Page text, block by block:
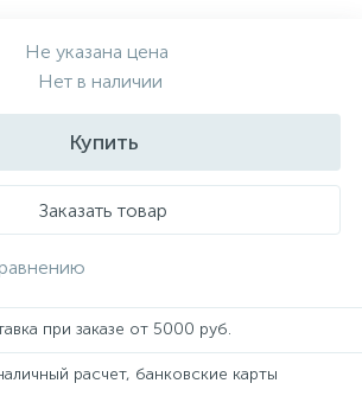
Не указана цена
Нет в наличии
Купить
Заказать товар
при заказе от 5000 руб.
расчет, банковские карты